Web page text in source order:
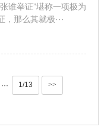
谁举证”堪称一项极为
那么其就极···
··· 1/13 >>